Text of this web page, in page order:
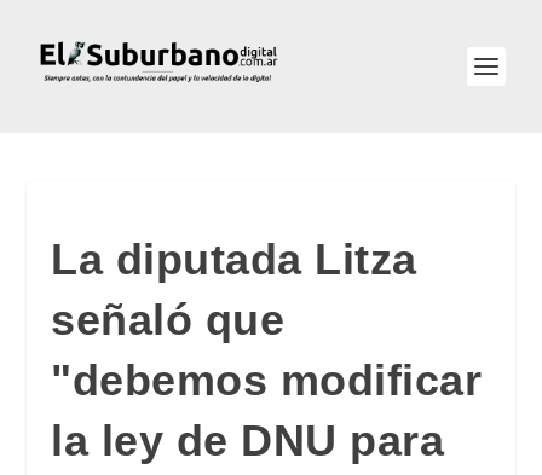
La diputada Litza
señaló que
"debemos modificar
la ley de DNU para